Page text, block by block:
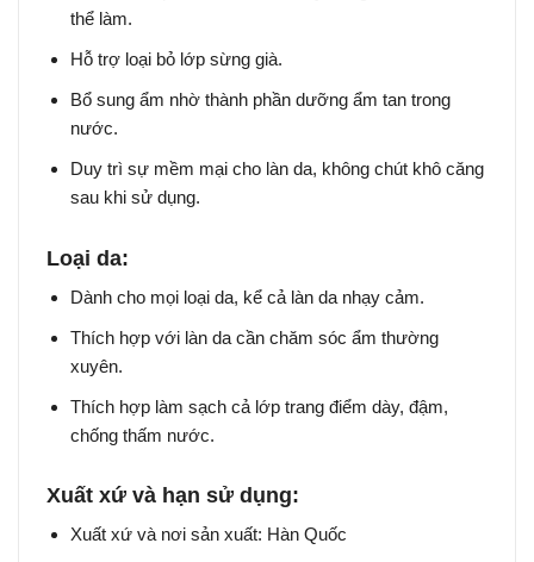
thể làm.
Hỗ trợ loại bỏ lớp sừng già.
Bổ sung ẩm nhờ thành phần dưỡng ẩm tan trong
nước.
Duy trì sự mềm mại cho làn da, không chút khô căng
sau khi sử dụng.
Loại da:
Dành cho mọi loại da, kể cả làn da nhạy cảm.
Thích hợp với làn da cần chăm sóc ẩm thường
xuyên.
Thích hợp làm sạch cả lớp trang điểm dày, đậm,
chống thấm nước.
Xuất xứ và hạn sử dụng:
Xuất xứ và nơi sản xuất: Hàn Quốc